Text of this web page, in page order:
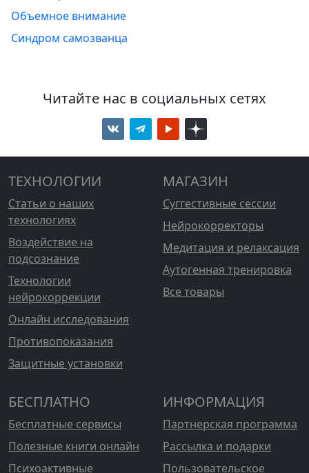
Объемное внимание
Синдром самозванца
Читайте нас в социальных сетях
ТЕХНОЛОГИИ
Статьи о наших
технологиях
Воздействие на
подсознание
Технологии
нейрокоррекции
Онлайн исследования
Противопоказания
Защитные установки
МАГАЗИН
Суггестивные сессии
Нейрокорректоры
Медитация и релаксация
Аутогенная тренировка
Все товары
БЕСПЛАТНО
Бесплатные сервисы
Полезные книги онлайн
Психоактивные
ИНФОРМАЦИЯ
Партнерская программа
Рассылка и подарки
Пользовательское